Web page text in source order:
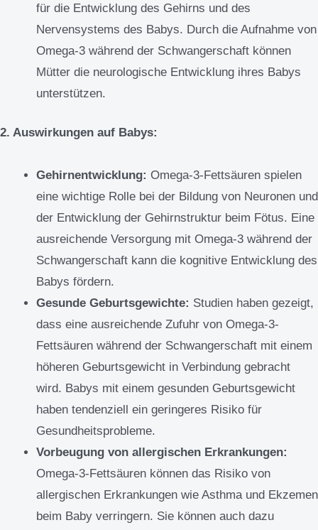
für die Entwicklung des Gehirns und des
Nervensystems des Babys. Durch die Aufnahme von
Omega-3 während der Schwangerschaft können
Mütter die neurologische Entwicklung ihres Babys
unterstützen.
2. Auswirkungen auf Babys:
Gehirnentwicklung: Omega-3-Fettsäuren spielen
eine wichtige Rolle bei der Bildung von Neuronen und
der Entwicklung der Gehirnstruktur beim Fötus. Eine
ausreichende Versorgung mit Omega-3 während der
Schwangerschaft kann die kognitive Entwicklung des
Babys fördern.
Gesunde Geburtsgewichte: Studien haben gezeigt,
dass eine ausreichende Zufuhr von Omega-3-
Fettsäuren während der Schwangerschaft mit einem
höheren Geburtsgewicht in Verbindung gebracht
wird. Babys mit einem gesunden Geburtsgewicht
haben tendenziell ein geringeres Risiko für
Gesundheitsprobleme.
Vorbeugung von allergischen Erkrankungen:
Omega-3-Fettsäuren können das Risiko von
allergischen Erkrankungen wie Asthma und Ekzemen
beim Baby verringern. Sie können auch dazu